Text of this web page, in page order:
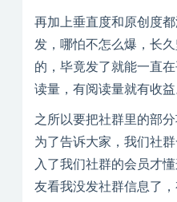
再加上垂直度和原创度
发，哪怕不怎么爆，长
的，毕竟发了就能一直
读量，有阅读量就有收益
之所以要把社群里的部
为了告诉大家，我们社
入了我们社群的会员才
友看我没发社群信息了